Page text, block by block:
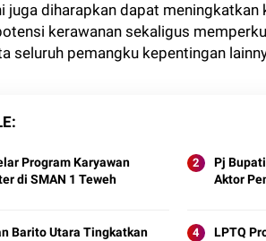
juga diharapkan dapat
kerawanan sekaligus
seluruh pemangku kepentingan
Program Karyawan
di SMAN 1 Teweh
Pj
Aktor
Barito Utara Tingkatkan
LPTQ